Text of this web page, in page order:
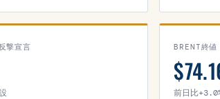
撃宣言 BRENT終値
前日比